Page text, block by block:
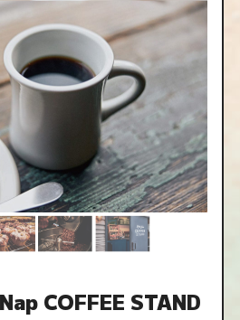
COFFEE STAND